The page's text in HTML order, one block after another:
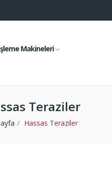
Makineleri
Teraziler
Hassas Teraziler